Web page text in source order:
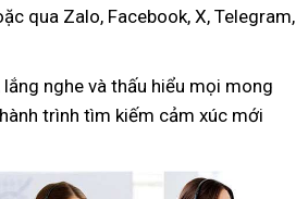
qua Zalo, Facebook, X, Telegram,
nghe và thấu hiểu mọi mong
trình tìm kiếm cảm xúc mới